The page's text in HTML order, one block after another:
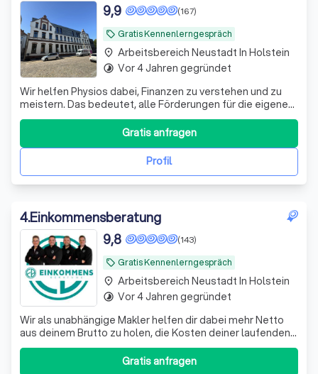
local_offer Gratis Kennenlerngespräch
(167)
9,9
Wir helfen Physios dabei, Finanzen zu verstehen und zu
meistern. Das bedeutet, alle Förderungen für die eigene
Vorsorge und Absicherung richtig zu nutzen.
Profil
Gratis anfragen
place Arbeitsbereich Neustadt In Holstein
timelapse Vor 4 Jahren gegründet
4.Einkommensberatung
local_offer Gratis Kennenlerngespräch
(143)
9,8
Wir als unabhängige Makler helfen dir dabei mehr Netto
aus deinem Brutto zu holen, die Kosten deiner laufenden
Verträge zu reduzieren und deine Rentenlücke zu
Gratis anfragen
place Arbeitsbereich Neustadt In Holstein
timelapse Vor 4 Jahren gegründet